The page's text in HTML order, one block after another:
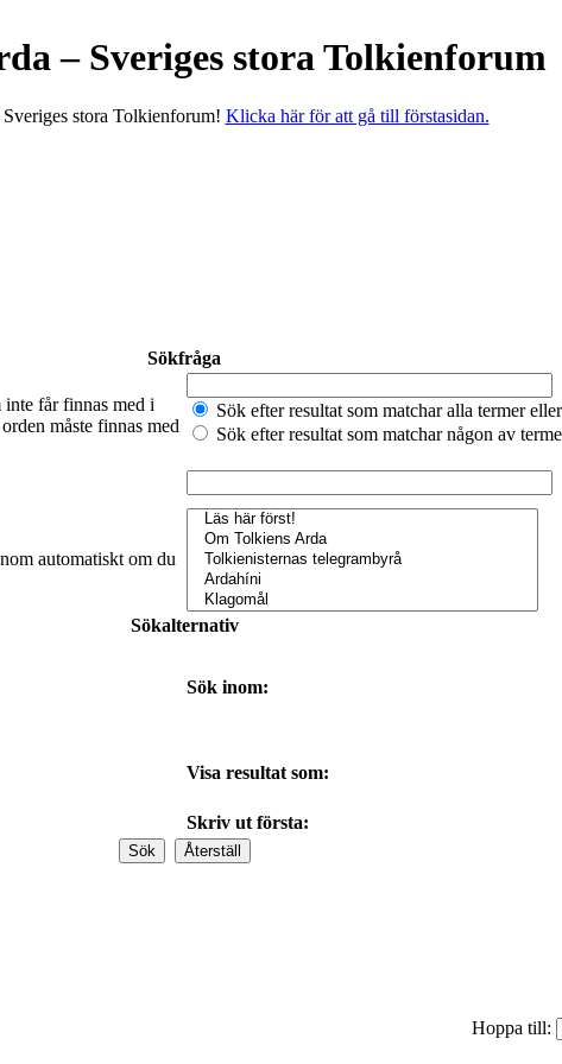
– Sveriges stora Tolkienforum
stora Tolkienforum! Klicka här för att gå till förstasidan.
Sökfråga
får finnas med i
måste finnas med
Sök efter resultat som matchar alla termer
Sök efter resultat som matchar någon av
automatiskt om du
Sökalternativ
Sök inom:
Visa resultat som:
Skriv ut första:
Hoppa till: